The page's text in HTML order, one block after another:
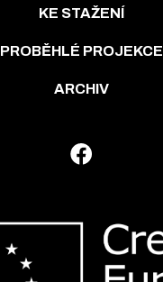
KE STAŽENÍ
PROBĚHLÉ PROJEKCE
ARCHIV